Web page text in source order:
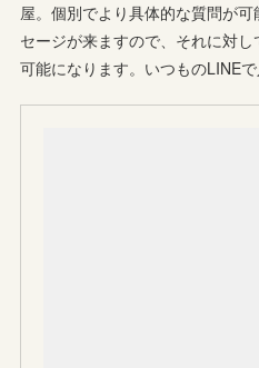
屋。個別でより具体的な質問が
セージが来ますので、それに対
可能になります。いつものLINEで